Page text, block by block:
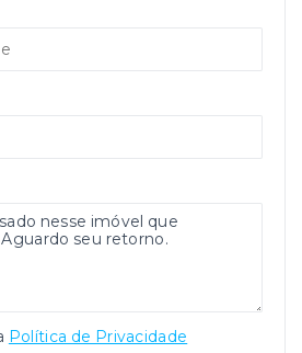
Política de Privacidade